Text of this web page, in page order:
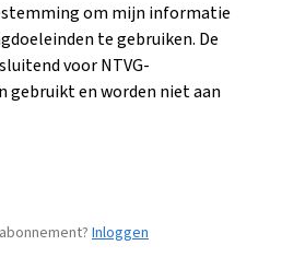
om mijn informatie
te gebruiken. De
voor NTVG-
gebruikt en worden niet aan
Inloggen